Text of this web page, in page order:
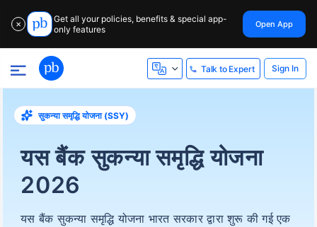
✕
Get all your policies, benefits & special app-
only features
Open App
Talk to Expert Sign In
सुकन्या समृद्धि योजना (SSY)
यस बैंक सुकन्या समृद्धि योजना
2026
यस बैंक सुकन्या समृद्धि योजना भारत सरकार द्वारा शुरू की गई एक